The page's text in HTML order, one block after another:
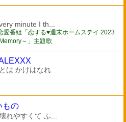
minute I th...
愛番組「恋する♥週末ホームステイ 2023
～」主題歌
は かけはなれ...
もの
れやすくて ふ...